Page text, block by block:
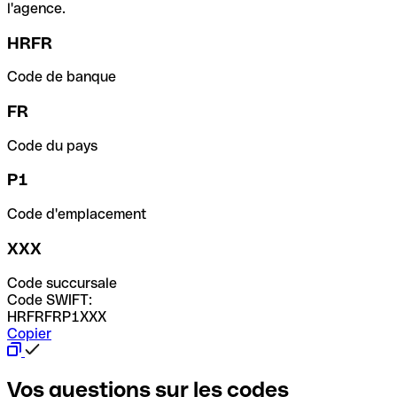
l'agence.
HRFR
Code de banque
FR
Code du pays
P1
Code d'emplacement
XXX
Code succursale
Code SWIFT:
HRFRFRP1XXX
Copier
Vos questions sur les codes